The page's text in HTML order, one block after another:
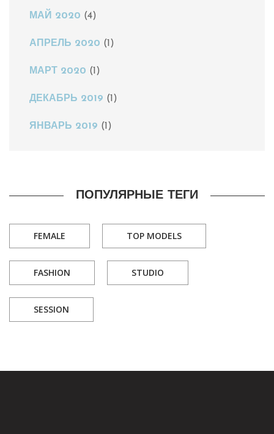
МАЙ 2020 (4)
АПРЕЛЬ 2020 (1)
МАРТ 2020 (1)
ДЕКАБРЬ 2019 (1)
ЯНВАРЬ 2019 (1)
ПОПУЛЯРНЫЕ ТЕГИ
FEMALE TOP MODELS
FASHION STUDIO
SESSION